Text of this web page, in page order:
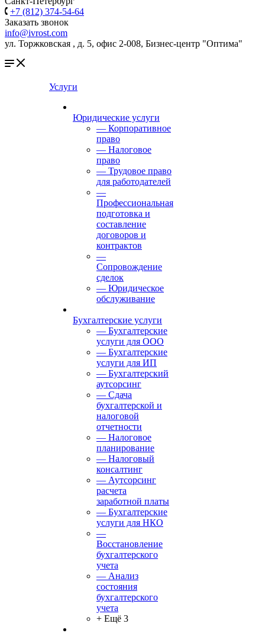
+7 (812) 374-54-64
Заказать звонок
info@ivrost.com
ул. Торжковская , д. 5, офис 2-008, Бизнес-центр "Оптима"
Услуги
Юридические услуги
— Корпоративное
право
— Налоговое
право
— Трудовое право
для работодателей
—
Профессиональная
подготовка и
составление
договоров и
контрактов
—
Сопровождение
сделок
— Юридическое
обслуживание
Бухгалтерские услуги
— Бухгалтерские
услуги для ООО
— Бухгалтерские
услуги для ИП
— Бухгалтерский
аутсорсинг
— Сдача
бухгалтерской и
налоговой
отчетности
— Налоговое
планирование
— Налоговый
консалтинг
— Аутсорсинг
расчета
заработной платы
— Бухгалтерские
услуги для НКО
—
Восстановление
бухгалтерского
учета
— Анализ
состояния
бухгалтерского
учета
+ Ещё 3